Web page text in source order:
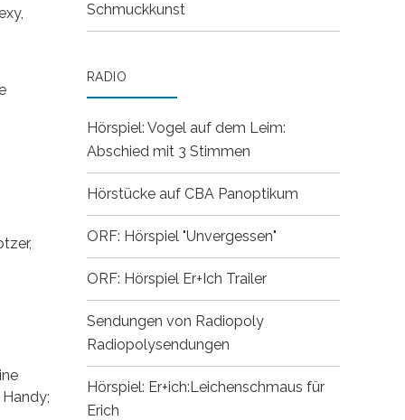
Schmuckkunst
RADIO
Hörspiel: Vogel auf dem Leim:
Abschied mit 3 Stimmen
Hörstücke auf CBA Panoptikum
ORF: Hörspiel "Unvergessen"
ORF: Hörspiel Er+Ich Trailer
Sendungen von Radiopoly
Radiopolysendungen
Hörspiel: Er+ich:Leichenschmaus für
Erich